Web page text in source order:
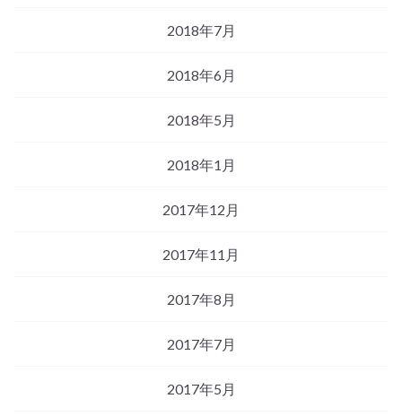
2018年7月
2018年6月
2018年5月
2018年1月
2017年12月
2017年11月
2017年8月
2017年7月
2017年5月